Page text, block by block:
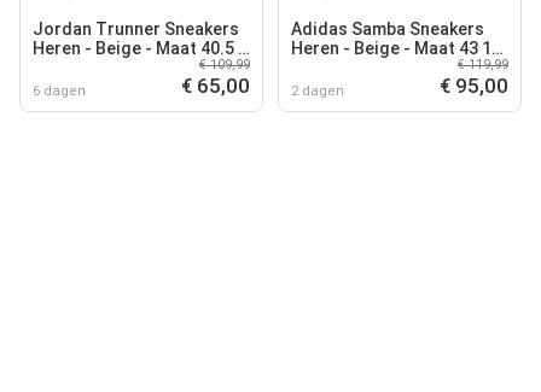
Jordan Trunner Sneakers
Heren - Beige - Maat 40.5 -
6 dagen
€ 109,99
€ 65,00
Adidas Samba Sneakers
Heren - Beige - Maat 43 1/3
2 dagen
€ 119,99
€ 95,00